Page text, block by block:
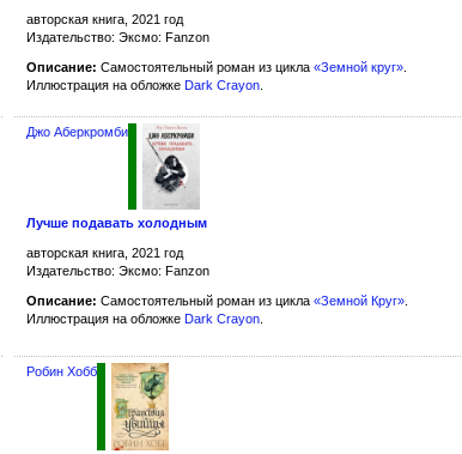
авторская книга, 2021 год
Издательство: Эксмо: Fanzon
Описание: Самостоятельный роман из цикла«Земной круг».
Иллюстрация на обложке Dark Crayon.
Джо Аберкромби
Лучше подавать холодным
авторская книга, 2021 год
Издательство: Эксмо: Fanzon
Описание: Самостоятельный роман из цикла«Земной Круг»
Иллюстрация на обложке Dark Crayon
Робин Хобб